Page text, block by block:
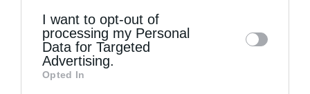
disclose it to other third parties.
I want to opt-out of
processing my Personal
Data for Targeted
Advertising.
Opted In
Εκκλησίας σχετικώς προς την εκλογήν
γηγενών επισκόπων διά τας επαρχίας της
Μακεδονίας(…)».